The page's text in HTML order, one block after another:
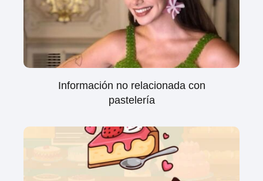
Información no relacionada con
pastelería